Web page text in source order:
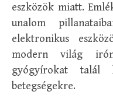
eszközök miatt.
unalom
elektronikus
modern világ
gyógyírokat
betegségekre.